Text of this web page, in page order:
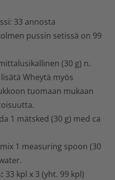
33 annosta
pussin setissä on 99
(30 g) n.
Wheytä myös
tuomaan mukaan
1 mätsked (30 g) med ca
mix 1 measuring spoon (30
33 kpl x 3 (yht. 99 kpl)